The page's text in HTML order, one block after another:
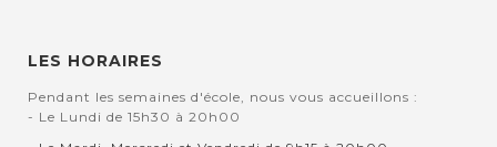
LES HORAIRES
Pendant les semaines d'école, nous vous accueillons :
- Le Lundi de 15h30 à 20h00